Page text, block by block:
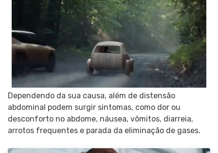
Dependendo da sua causa, além de distensão
abdominal podem surgir sintomas, como dor ou
desconforto no abdome, náusea, vômitos, diarreia,
arrotos frequentes e parada da eliminação de gases.